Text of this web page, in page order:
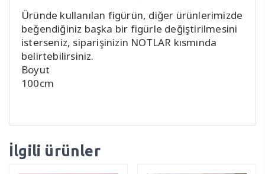
Üründe kullanılan figürün, diğer ürünlerimizde
beğendiğiniz başka bir figürle değiştirilmesini
isterseniz, siparişinizin NOTLAR kısmında
belirtebilirsiniz.
Boyut
100cm
İlgili ürünler